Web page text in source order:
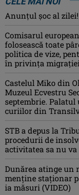
Anunţul şoc al
Comisarul
folosească toate
politica de vize,
în privința migrației
Castelul Miko din
Muzeul Ecvestru
septembrie.
curiilor din
STB a depus la
procedurii de
activitatea sa nu va
Dunărea atinge un
menține staționar
ia măsuri (VIDEO)